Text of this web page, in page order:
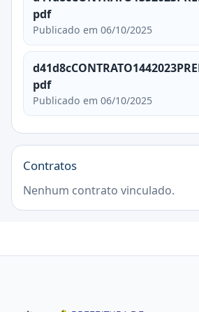
pdf
Publicado em 06/10/2025
pdf
Publicado em 06/10/2025
Contratos
Nenhum contrato vinculado.